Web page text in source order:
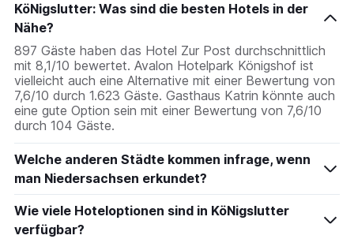
KöNigslutter: Was sind die besten Hotels in der
Nähe?
897 Gäste haben das Hotel Zur Post durchschnittlich
mit 8,1/10 bewertet. Avalon Hotelpark Königshof ist
vielleicht auch eine Alternative mit einer Bewertung von
7,6/10 durch 1.623 Gäste. Gasthaus Katrin könnte auch
eine gute Option sein mit einer Bewertung von 7,6/10
durch 104 Gäste.
Welche anderen Städte kommen infrage, wenn
man Niedersachsen erkundet?
Wie viele Hoteloptionen sind in KöNigslutter
verfügbar?